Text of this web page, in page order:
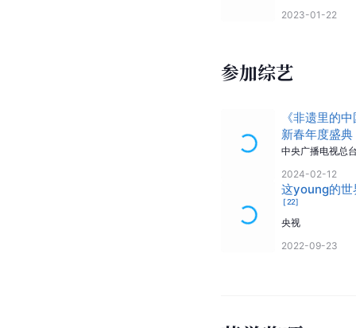
2023-01-22
参加综艺
《非遗里的
新春年度盛典
中央广播电视总
2024-02-12
这young的世
[22]
央视
2022-09-23